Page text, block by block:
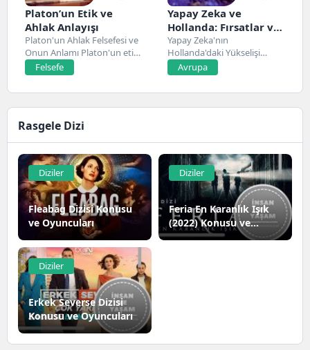
Platon’un Etik ve
Ahlak Anlayışı
Platon'un Ahlak Felsefesi ve
Onun Anlamı Platon'un etik
ve ahlak...
Felsefe
Yapay Zeka ve
Hollanda: Fırsatlar ve
Zorluklar
Yapay Zeka'nın
Hollanda'daki Yükselişi
Hollanda, son yıllarda yapay
zeka alanında...
Avrupa
Rasgele Dizi
Diziler
Fleabag Dizisi Konusu
ve Oyuncuları
Diziler
Feria En Karanlık Işık
(2022) Konusu ve
Oyuncuları
Diziler
Erkek Severse Dizisi
Konusu ve Oyuncuları